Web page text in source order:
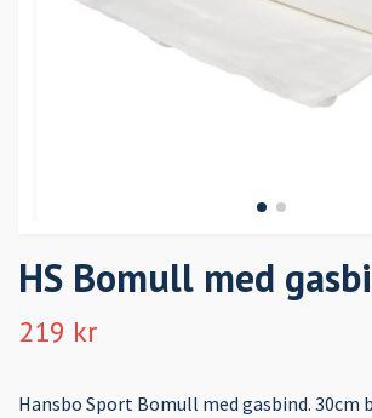
HS Bomull med
219 kr
Hansbo Sport Bomull med gasbind. 30cm